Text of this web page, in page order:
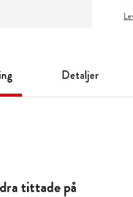
Detaljer
tittade på